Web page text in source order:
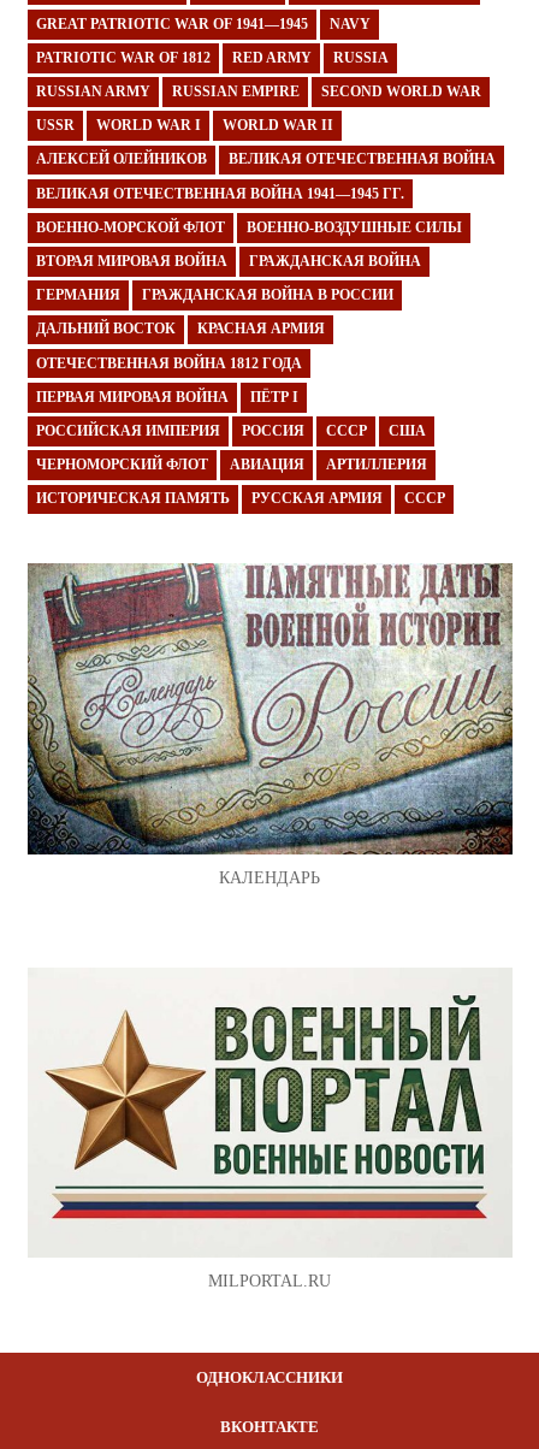
GREAT PATRIOTIC WAR OF 1941—1945 NAVY
PATRIOTIC WAR OF 1812 RED ARMY RUSSIA
RUSSIAN ARMY RUSSIAN EMPIRE SECOND WORLD WAR
USSR WORLD WAR I WORLD WAR II
АЛЕКСЕЙ ОЛЕЙНИКОВ ВЕЛИКАЯ ОТЕЧЕСТВЕННАЯ ВОЙНА
ВЕЛИКАЯ ОТЕЧЕСТВЕННАЯ ВОЙНА 1941—1945 ГГ.
ВОЕННО-МОРСКОЙ ФЛОТ ВОЕННО-ВОЗДУШНЫЕ СИЛЫ
ВТОРАЯ МИРОВАЯ ВОЙНА ГРАЖДАНСКАЯ ВОЙНА
ГЕРМАНИЯ ГРАЖДАНСКАЯ ВОЙНА В РОССИИ
ДАЛЬНИЙ ВОСТОК КРАСНАЯ АРМИЯ
ОТЕЧЕСТВЕННАЯ ВОЙНА 1812 ГОДА
ПЕРВАЯ МИРОВАЯ ВОЙНА ПЁТР I
РОССИЙСКАЯ ИМПЕРИЯ РОССИЯ СССР США
ЧЕРНОМОРСКИЙ ФЛОТ АВИАЦИЯ АРТИЛЛЕРИЯ
ИСТОРИЧЕСКАЯ ПАМЯТЬ РУССКАЯ АРМИЯ СССР
КАЛЕНДАРЬ
MILPORTAL.RU
ОДНОКЛАССНИКИ
ВКОНТАКТЕ